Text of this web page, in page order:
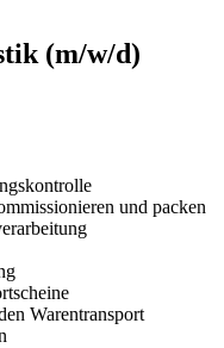
(m/w/d)
und packen
Warentransport